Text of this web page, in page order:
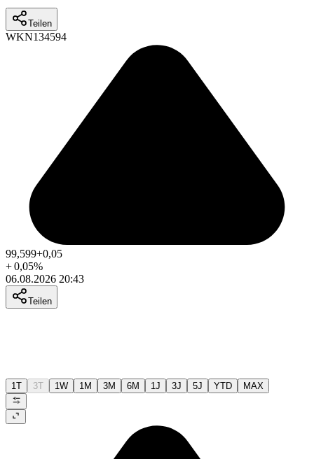
Teilen
WKN134594
99,599+0,05
+0,05%
06.08.2026 20:43
Teilen
1T 3T 1W 1M 3M 6M 1J 3J 5J YTD MAX